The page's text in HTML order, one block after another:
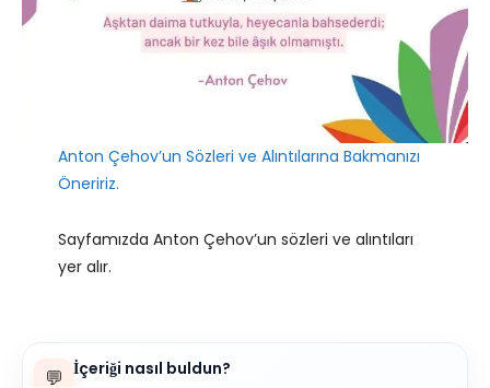
Anton Çehov’un Sözleri ve Alıntılarına Bakmanızı
Öneririz.
Sayfamızda Anton Çehov’un sözleri ve alıntıları
yer alır.
💬 İçeriği nasıl buldun?